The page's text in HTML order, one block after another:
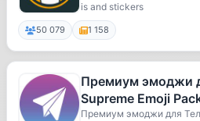
is and stickers
50 079 1 158
Премиум эмоджи
Supreme Emoji
Премиум эмоджи для